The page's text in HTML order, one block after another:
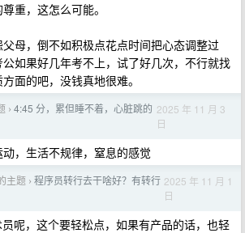
重，这怎么可能。
母，倒不如积极点花点时间把心态调整过
如果好几年考不上，试了好几次，不行就找
面的吧，没钱真地很难。
› 4:45 分，累但睡不着，心脏跳的 2025 年 11 月 3
日
，生活不规律，窒息的感觉
主题 › 程序员转行去干啥好？有转行 2025 年 11 月 1
日
呢，这个要轻松点，如果有产品的话，也轻